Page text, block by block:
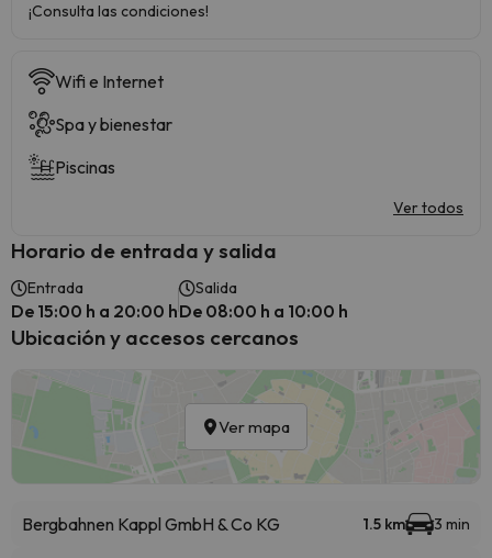
¡Consulta las condiciones!
Wifi e Internet
Spa y bienestar
Piscinas
Ver todos
Horario de entrada y salida
Entrada
De 15:00 h a 20:00 h
Salida
De 08:00 h a 10:00 h
Ubicación y accesos cercanos
Ver mapa
Bergbahnen Kappl GmbH & Co KG 1.5 km 3 min